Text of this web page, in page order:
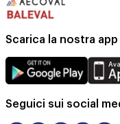
Scarica la nostra app
Seguici sui social